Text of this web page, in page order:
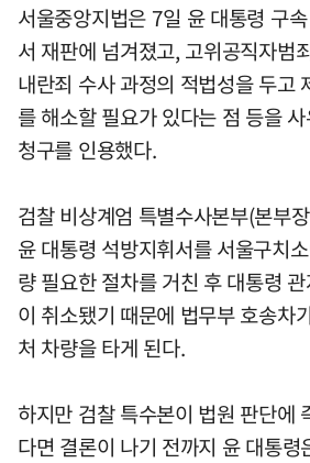
서울중앙지법은 7일 윤 대통령 구
서 재판에 넘겨졌고, 고위공직자범
내란죄 수사 과정의 적법성을 두고
를 해소할 필요가 있다는 점 등을
청구를 인용했다.
검찰 비상계엄 특별수사본부(본부
윤 대통령 석방지휘서를 서울구치
량 필요한 절차를 거친 후 대통령
이 취소됐기 때문에 법무부 호송차
처 차량을 타게 된다.
하지만 검찰 특수본이 법원 판단에
다면 결론이 나기 전까지 윤 대통령